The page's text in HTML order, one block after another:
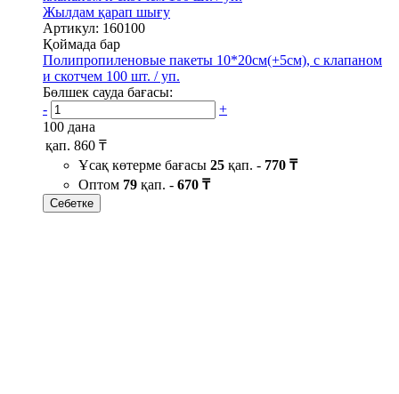
Жылдам қарап шығу
Артикул: 160100
Қоймада бар
Полипропиленовые пакеты 10*20см(+5см), с клапаном
и скотчем 100 шт. / уп.
Бөлшек сауда бағасы:
-
+
100 дана
қап. 860 ₸
Ұсақ көтерме бағасы 25 қап. - 770 ₸
Оптом 79 қап. - 670 ₸
Себетке